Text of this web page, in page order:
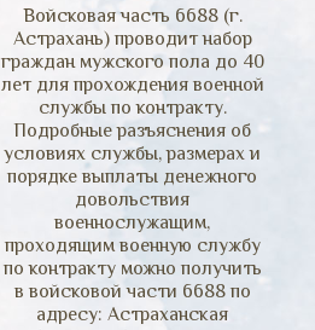
Войсковая часть 6688 (г.
Астрахань) проводит набор
граждан мужского пола до 40
лет для прохождения военной
службы по контракту.
Подробные разъяснения об
условиях службы, размерах и
порядке выплаты денежного
довольствия
военнослужащим,
проходящим военную службу
по контракту можно получить
в войсковой части 6688 по
адресу: Астраханская